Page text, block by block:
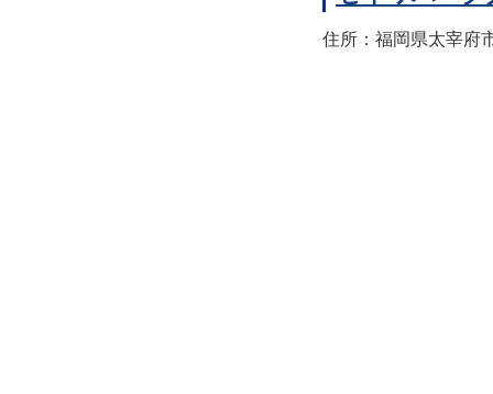
住所：福岡県太宰府